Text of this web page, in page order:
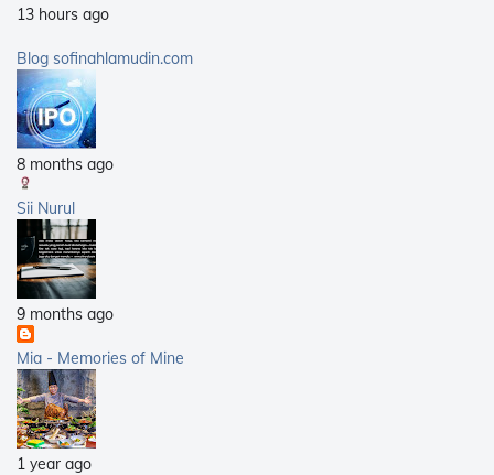
2009
2008
2007
13 hours ago
Blog sofinahlamudin.com
8 months ago
Sii Nurul
9 months ago
Mia - Memories of Mine
1 year ago